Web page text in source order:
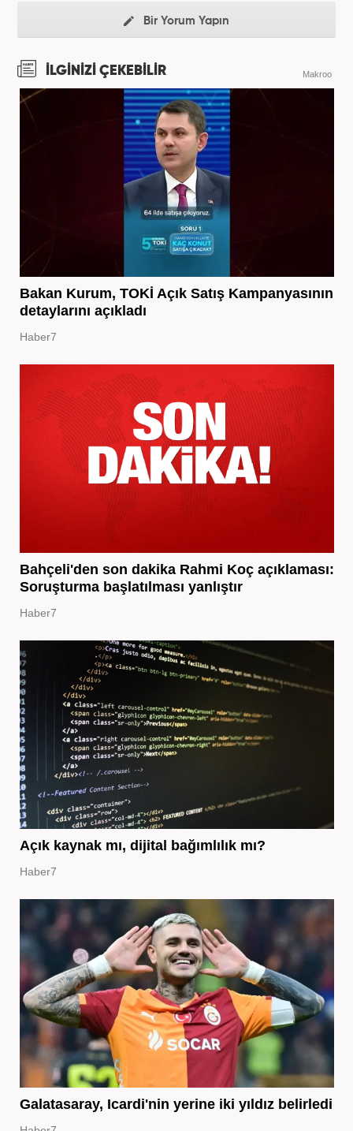
Bir Yorum Yapın
İLGİNİZİ ÇEKEBİLİR Makroo
Bakan Kurum, TOKİ Açık Satış Kampanyasının
detaylarını açıkladı
Haber7
Bahçeli'den son dakika Rahmi Koç açıklaması:
Soruşturma başlatılması yanlıştır
Haber7
Açık kaynak mı, dijital bağımlılık mı?
Haber7
Galatasaray, Icardi'nin yerine iki yıldız belirledi